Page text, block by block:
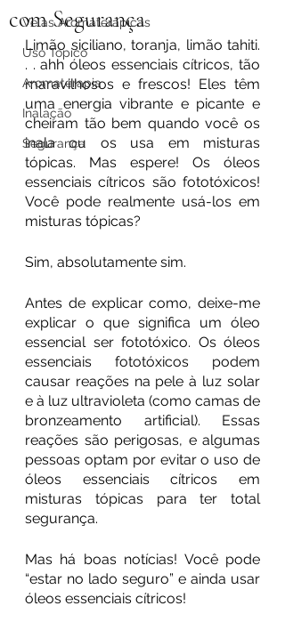
Velas Aromaterápicas
Uso Tópico
Aromaterapia
Inalação
Segurança
com Segurança
Limão siciliano, toranja, limão tahiti.
. . ahh óleos essenciais cítricos, tão
maravilhosos e frescos! Eles têm
uma energia vibrante e picante e
cheiram tão bem quando você os
inala ou os usa em misturas
tópicas. Mas espere! Os óleos
essenciais cítricos são fototóxicos!
Você pode realmente usá-los em
misturas tópicas?
Sim, absolutamente sim.
Antes de explicar como, deixe-me
explicar o que significa um óleo
essencial ser fototóxico. Os óleos
essenciais fototóxicos podem
causar reações na pele à luz solar
e à luz ultravioleta (como camas de
bronzeamento artificial). Essas
reações são perigosas, e algumas
pessoas optam por evitar o uso de
óleos essenciais cítricos em
misturas tópicas para ter total
segurança.
Mas há boas notícias! Você pode
“estar no lado seguro” e ainda usar
óleos essenciais cítricos!